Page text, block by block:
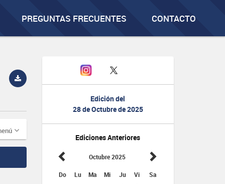
PREGUNTAS FRECUENTES CONTACTO
Edición del
28 de Octubre de 2025
Ediciones Anteriores
Octubre 2025
Do Lu Ma Mi Ju Vi Sa